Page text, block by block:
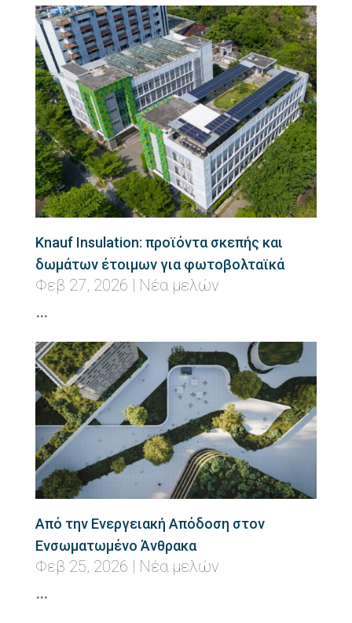
Knauf Insulation: προϊόντα σκεπής και
δωμάτων έτοιμων για φωτοβολταϊκά
Φεβ 27, 2026 | Νέα μελών
…
Από την Ενεργειακή Απόδοση στον
Ενσωματωμένο Άνθρακα
Φεβ 25, 2026 Νέα μελών
…